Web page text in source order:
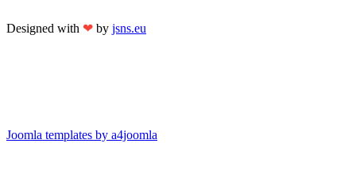
Designed with ❤ by jsns.eu
Joomla templates by a4joomla